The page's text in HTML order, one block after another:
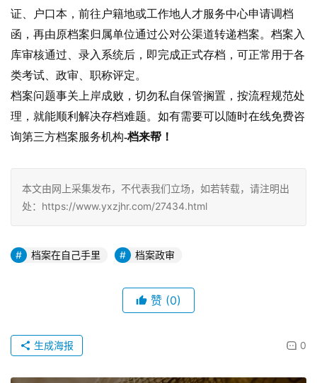
证、户口本，前往户籍地或工作地人才服务中心申请调档
函，再由原档案归属单位通过公对公渠道转递档案。档案入
库审核通过、录入系统后，即完成正式存档，可正常用于各
类考试、政审、职称评定。
档案问题事关上岸成败，切勿私自保管搁置，按流程规范处
理，就能顺利解决存档难题。如有需要可以随时在线免费咨
询第三方档案服务机构-档来帮！
本文由网上采集发布，不代表我们立场，如若转载，请注明出
处：https://www.yxzjhr.com/27434.html
档案在自己手里 档案政审
赞 (0)
0
生成海报